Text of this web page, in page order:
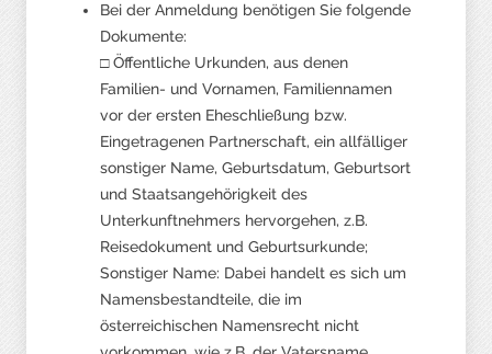
Bei der Anmeldung benötigen Sie folgende
Dokumente:
□ Öffentliche Urkunden, aus denen
Familien- und Vornamen, Familiennamen
vor der ersten Eheschließung bzw.
Eingetragenen Partnerschaft, ein allfälliger
sonstiger Name, Geburtsdatum, Geburtsort
und Staatsangehörigkeit des
Unterkunftnehmers hervorgehen, z.B.
Reisedokument und Geburtsurkunde;
Sonstiger Name: Dabei handelt es sich um
Namensbestandteile, die im
österreichischen Namensrecht nicht